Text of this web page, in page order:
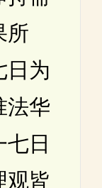
所
日为
法华
七日
观皆